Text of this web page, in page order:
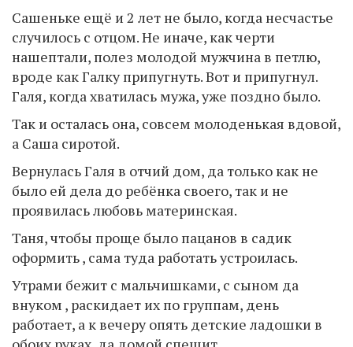
Сашеньке ещё и 2 лет не было, когда несчастье
случилось с отцом. Не иначе, как черти
нашептали, полез молодой мужчина в петлю,
вроде как Галку припугнуть. Вот и припугнул.
Галя, когда хватилась мужа, уже поздно было.
Так и осталась она, совсем молоденькая вдовой,
а Саша сиротой.
Вернулась Галя в отчий дом, да только как не
было ей дела до ребёнка своего, так и не
проявилась любовь материнская.
Таня, чтобы проще было пацанов в садик
оформить , сама туда работать устроилась.
Утрами бежит с мальчишками, с сыном да
внуком , раскидает их по группам, день
работает, а к вечеру опять детские ладошки в